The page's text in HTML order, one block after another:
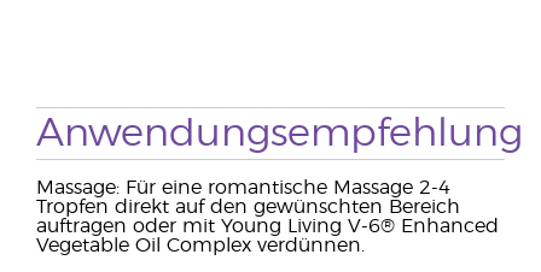
Anwendungsempfehlung
Massage: Für eine romantische Massage 2-4
Tropfen direkt auf den gewünschten Bereich
auftragen oder mit Young Living V-6® Enhanced
Vegetable Oil Complex verdünnen.